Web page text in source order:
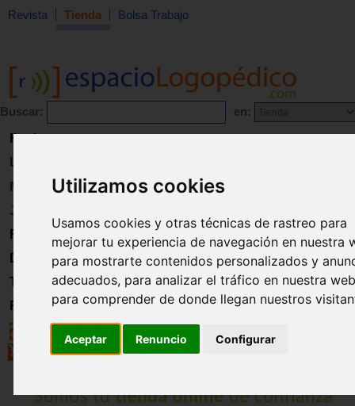
Utilizamos cookies
Usamos cookies y otras técnicas de rastreo para
mejorar tu experiencia de navegación en nuestra
para mostrarte contenidos personalizados y
adecuados, para analizar el tráfico en nuestra
para comprender de donde llegan nuestros
Aceptar Renuncio Configurar
Revista Tienda Bolsa Trabajo
Buscar: en:
Revista
Libros
Material
Juguetes
Formación
Directorio
Trabajo
Registro